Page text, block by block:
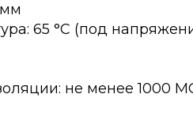
65 °C (под
не менее 1000